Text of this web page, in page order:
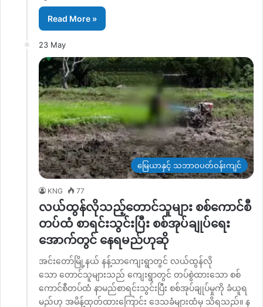
Read More »
23 May
မြေယာနှင့် သဘာဝပတ်ဝန်းကျင်
KNG 77
လယ်ထွန်လိုသည့်တောင်သူများ စစ်ကောင်စီ
တပ်ထံ စာရင်းသွင်းပြီး စစ်အုပ်ချုပ်ရေး
အောက်တွင် နေရမည်ဟုဆို
အင်းတော်မြို့နယ် နန့်သာကျေးရွာတွင် လယ်ထွန်လို
သော တောင်သူများသည် ကျေးရွာတွင် တပ်စွဲထားသော စစ်
ကောင်စီတပ်ထံ နာမည်စာရင်းသွင်းပြီး စစ်အုပ်ချုပ်မှုကို ခံယူရ
မည်ဟု အမိန့်ထုတ်ထားကြောင်း ဒေသခံများထံမှ သိရသည်။ န